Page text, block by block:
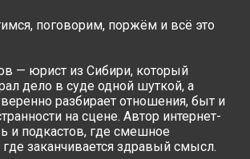
поговорим, поржём и всё это
— юрист из Сибири, который
дело в суде одной шуткой, а
разбирает отношения, быт и
на сцене. Автор интернет-
и подкастов, где смешное
где заканчивается здравый смысл.